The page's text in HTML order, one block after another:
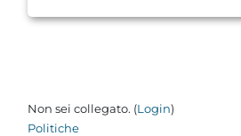
Non sei collegato. (Login)
Politiche